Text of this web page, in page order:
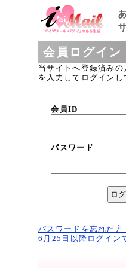
会員ログイン
当サイトへ登録済み
を入力してログインし
会員ID
パスワード
パスワードを忘れた方
6月25日以降ログイン